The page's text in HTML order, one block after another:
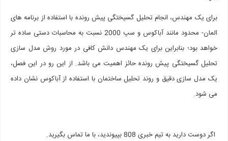
برای یک مهندس، انجام تحلیل گسیختگی پیش رونده با استفاده از برنامه های
المان- محدود مانند آباکوس و سپ 2000 نسبت به محاسبات دستی ساده تر
خواهد بود؛ بنابراین برای یک مهندس دانش کافی در مورد روش مدل سازی
تحلیل گسیختگی پیش رونده حائز اهمیت می باشد. از این رو در این فصل،
یک مدل سازی دقیق و روند تحلیل ساختمان با استفاده از آباکوس نشان داده
می شود.
اگر دوست دارید به تیم خبری 808 بپیوندید، با ما تماس بگیرید.